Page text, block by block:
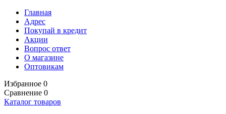
Главная
Адрес
Покупай в кредит
Акции
Вопрос ответ
О магазине
Оптовикам
Избранное 0
Сравнение 0
Каталог товаров